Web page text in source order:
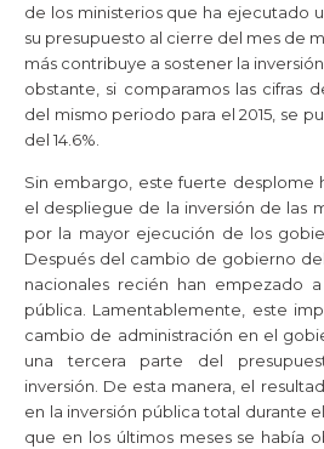
de los ministerios que ha ejecutado
su presupuesto al cierre del mes de
más contribuye a sostener la
obstante, si comparamos las cifras
del mismo periodo para el 2015, se
del 14.6%.
Sin embargo, este fuerte desplome
el despliegue de la inversión de las
por la mayor ejecución de los
Después del cambio de gobierno
nacionales recién han empezado
pública. Lamentablemente, este
cambio de administración en el
una tercera parte del
inversión. De esta manera, el
en la inversión pública total durante
que en los últimos meses se había